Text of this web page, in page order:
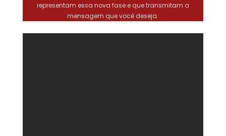
representam essa nova fase e que transmitam a
mensagem que você deseja.